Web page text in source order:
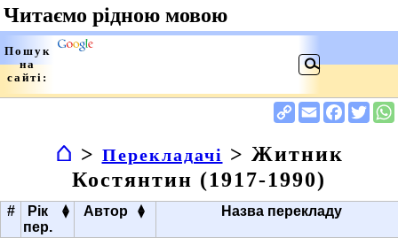
⌂ > Перекладачі > Житник
Костянтин (1917-1990)
#
Рік
пер.
▴
▾ Автор ▴
▾ Назва перекладу